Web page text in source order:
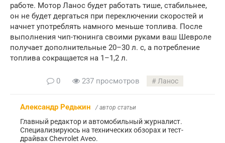
работе. Мотор Ланос будет работать тише, стабильнее,
он не будет дергаться при переключении скоростей и
начнет употреблять намного меньше топлива. После
выполнения чип-тюнинга своими руками ваш Шевроле
получает дополнительные 20–30 л. с, а потребление
топлива сокращается на 1–1,2 л.
0 237 просмотров Ланос
Александр Редькин / автор статьи
Главный редактор и автомобильный журналист.
Специализируюсь на технических обзорах и тест-
драйвах Chevrolet Aveo.